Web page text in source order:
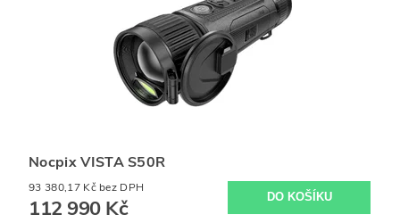
Nocpix VISTA S50R
93 380,17 Kč bez DPH
112 990 Kč